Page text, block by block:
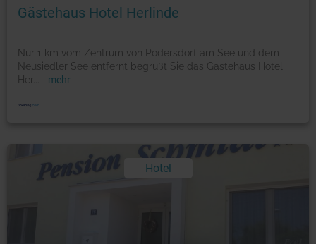
Gästehaus Hotel Herlinde
Nur 1 km vom Zentrum von Podersdorf am See und dem
Neusiedler See entfernt begrüßt Sie das Gästehaus Hotel
Her
mehr
Hotel